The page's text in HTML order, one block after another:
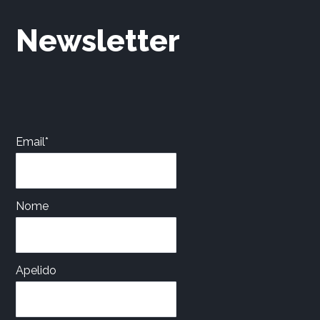
Newsletter
Email*
Nome
Apelido